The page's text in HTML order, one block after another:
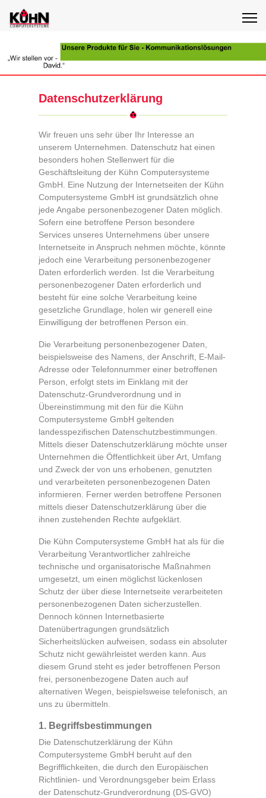
Datenschutzerklärung
Wir freuen uns sehr über Ihr Interesse an
unserem Unternehmen. Datenschutz hat einen
besonders hohen Stellenwert für die
Geschäftsleitung der Kühn Computersysteme
GmbH. Eine Nutzung der Internetseiten der Kühn
Computersysteme GmbH ist grundsätzlich ohne
jede Angabe personenbezogener Daten möglich.
Sofern eine betroffene Person besondere
Services unseres Unternehmens über unsere
Internetseite in Anspruch nehmen möchte, könnte
jedoch eine Verarbeitung personenbezogener
Daten erforderlich werden. Ist die Verarbeitung
personenbezogener Daten erforderlich und
besteht für eine solche Verarbeitung keine
gesetzliche Grundlage, holen wir generell eine
Einwilligung der betroffenen Person ein.
Die Verarbeitung personenbezogener Daten,
beispielsweise des Namens, der Anschrift, E-Mail-
Adresse oder Telefonnummer einer betroffenen
Person, erfolgt stets im Einklang mit der
Datenschutz-Grundverordnung und in
Übereinstimmung mit den für die Kühn
Computersysteme GmbH geltenden
landesspezifischen Datenschutzbestimmungen.
Mittels dieser Datenschutzerklärung möchte unser
Unternehmen die Öffentlichkeit über Art, Umfang
und Zweck der von uns erhobenen, genutzten
und verarbeiteten personenbezogenen Daten
informieren. Ferner werden betroffene Personen
mittels dieser Datenschutzerklärung über die
ihnen zustehenden Rechte aufgeklärt.
Die Kühn Computersysteme GmbH hat als für die
Verarbeitung Verantwortlicher zahlreiche
technische und organisatorische Maßnahmen
umgesetzt, um einen möglichst lückenlosen
Schutz der über diese Internetseite verarbeiteten
personenbezogenen Daten sicherzustellen.
Dennoch können Internetbasierte
Datenübertragungen grundsätzlich
Sicherheitslücken aufweisen, sodass ein absoluter
Schutz nicht gewährleistet werden kann. Aus
diesem Grund steht es jeder betroffenen Person
frei, personenbezogene Daten auch auf
alternativen Wegen, beispielsweise telefonisch, an
uns zu übermitteln.
1. Begriffsbestimmungen
Die Datenschutzerklärung der Kühn
Computersysteme GmbH beruht auf den
Begrifflichkeiten, die durch den Europäischen
Richtlinien- und Verordnungsgeber beim Erlass
der Datenschutz-Grundverordnung (DS-GVO)